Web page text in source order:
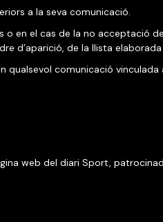
a la seva comunicació.
en el cas de la no acceptació
d’aparició, de la llista
qualsevol comunicació vinculada
web del diari Sport,